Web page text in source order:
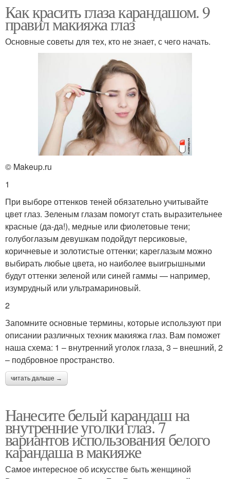
Как красить глаза карандашом. 9
правил макияжа глаз
Основные советы для тех, кто не знает, с чего начать.
© Makeup.ru
1
При выборе оттенков теней обязательно учитывайте
цвет глаз. Зеленым глазам помогут стать выразительнее
красные (да-да!), медные или фиолетовые тени;
голубоглазым девушкам подойдут персиковые,
коричневые и золотистые оттенки; кареглазым можно
выбирать любые цвета, но наиболее выигрышными
будут оттенки зеленой или синей гаммы — например,
изумрудный или ультрамариновый.
2
Запомните основные термины, которые используют при
описании различных техник макияжа глаз. Вам поможет
наша схема: 1 – внутренний уголок глаза, 3 – внешний, 2
– подбровное пространство.
читать дальше →
Нанесите белый карандаш на
внутренние уголки глаз. 7
вариантов использования белого
карандаша в макияже
Самое интересное об искусстве быть женщиной